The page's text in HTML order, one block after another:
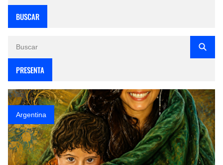
BUSCAR
PRESENTA
Argentina